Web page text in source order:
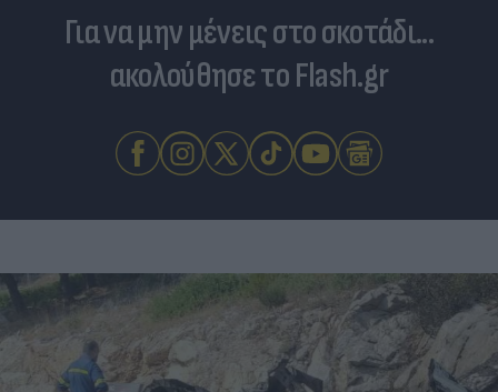
Για να μην μένεις στο σκοτάδι...
ακολούθησε το Flash.gr